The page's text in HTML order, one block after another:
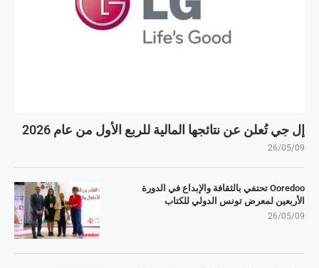
إل جي تُعلن عن نتائجها المالية للربع الأول من عام 2026
26/05/09
Ooredoo تحتفي بالثقافة والإبداع في الدورة
الأربعين لمعرض تونس الدولي للكتاب
26/05/09